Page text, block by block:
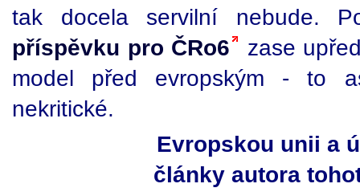
tak docela servilní nebude.
příspěvku pro ČRo6
zase
model před evropským - to
nekritické.
Evropskou unii a
články autora